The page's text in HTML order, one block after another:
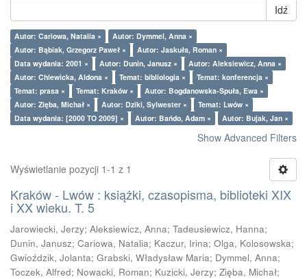
Idź
Autor: Cariowa, Natalia ×
Autor: Dymmel, Anna ×
Autor: Bąbiak, Grzegorz Paweł ×
Autor: Jaskuła, Roman ×
Data wydania: 2001 ×
Autor: Dunin, Janusz ×
Autor: Aleksiewicz, Anna ×
Autor: Chlewicka, Aldona ×
Temat: bibliologia ×
Temat: konferencja ×
Temat: prasa ×
Temat: Kraków ×
Autor: Bogdanowska-Spuła, Ewa ×
Autor: Zięba, Michał ×
Autor: Dziki, Sylwester ×
Temat: Lwów ×
Data wydania: [2000 TO 2009] ×
Autor: Bańdo, Adam × Autor: Bujak, Jan ×
Show Advanced Filters
Wyświetlanie pozycji 1-1 z 1
Kraków - Lwów : książki, czasopisma, biblioteki XIX
i XX wieku. T. 5
Jarowiecki, Jerzy; Aleksiewicz, Anna; Tadeusiewicz, Hanna;
Dunin, Janusz; Cariowa, Natalia; Kaczur, Irina; Olga, Kolosowska;
Gwioździk, Jolanta; Grabski, Władysław Maria; Dymmel, Anna;
Toczek, Alfred; Nowacki, Roman; Kuzicki, Jerzy; Zięba, Michał;